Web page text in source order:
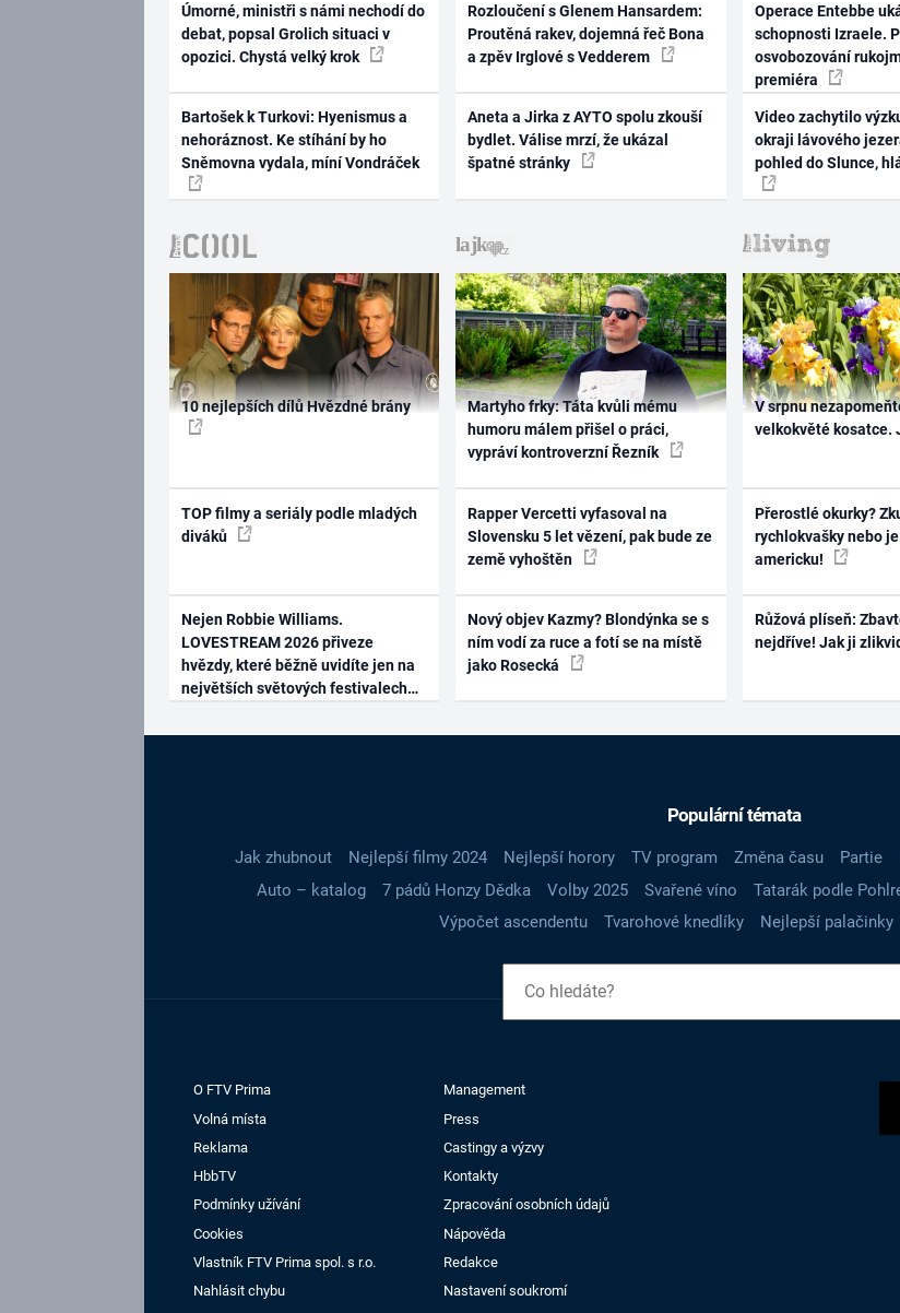
Úmorné, ministři s námi nechodí do
debat, popsal Grolich situaci v
opozici. Chystá velký krok
Bartošek k Turkovi: Hyenismus a
nehoráznost. Ke stíhání by ho
Sněmovna vydala, míní Vondráček
Rozloučení s Glenem Hansardem:
Proutěná rakev, dojemná řeč Bona
a zpěv Irglové s Vedderem
Aneta a Jirka z AYTO spolu zkouší
bydlet. Válise mrzí, že ukázal
špatné stránky
Operace Entebbe
schopnosti Izraele.
osvobozování
premiéra
Video zachytilo
okraji lávového
pohled do Slunce,
10 nejlepších dílů Hvězdné brány
TOP filmy a seriály podle mladých
diváků
Nejen Robbie Williams.
LOVESTREAM 2026 přiveze
hvězdy, které běžně uvidíte jen na
největších světových festivalech
Martyho frky: Táta kvůli mému
humoru málem přišel o práci,
vypráví kontroverzní Řezník
Rapper Vercetti vyfasoval na
Slovensku 5 let vězení, pak bude ze
země vyhoštěn
Nový objev Kazmy? Blondýnka se s
ním vodí za ruce a fotí se na místě
jako Rosecká
V srpnu
velkokvěté kosatce.
Přerostlé okurky?
rychlokvašky nebo
americku!
Růžová plíseň:
nejdříve! Jak ji
Populární témata
Jak zhubnout Nejlepší filmy 2024 Nejlepší horory TV program Změna času Partie
Auto – katalog
7 pádů Honzy Dědka Volby 2025 Svařené víno Tatarák podle
Výpočet ascendentu
Tvarohové knedlíky Nejlepší palačinky
O FTV Prima
Management
Volná místa
Press
Reklama
Castingy a výzvy
HbbTV
Kontakty
Podmínky užívání
Zpracování osobních údajů
Cookies
Nápověda
Vlastník FTV Prima spol. s r.o.
Redakce
Nahlásit chybu
Nastavení soukromí